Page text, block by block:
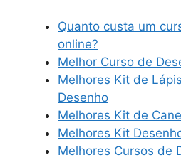
Quanto custa um
online?
Melhor Curso de
Melhores Kit de
Desenho
Melhores Kit de
Melhores Kit
Melhores Cursos de